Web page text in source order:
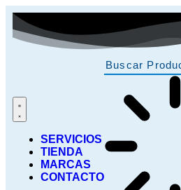
SERVICIOS
TIENDA
MARCAS
CONTACTO